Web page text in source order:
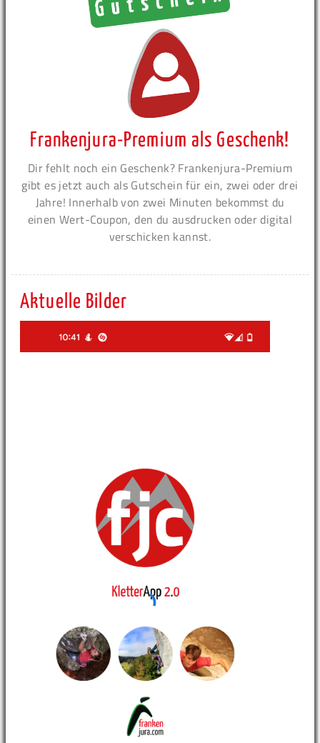
Frankenjura-Premium als Geschenk!
Dir fehlt noch ein Geschenk? Frankenjura-Premium
gibt es jetzt auch als Gutschein für ein, zwei oder drei
Jahre! Innerhalb von zwei Minuten bekommst du
einen Wert-Coupon, den du ausdrucken oder digital
verschicken kannst.
Aktuelle Bilder